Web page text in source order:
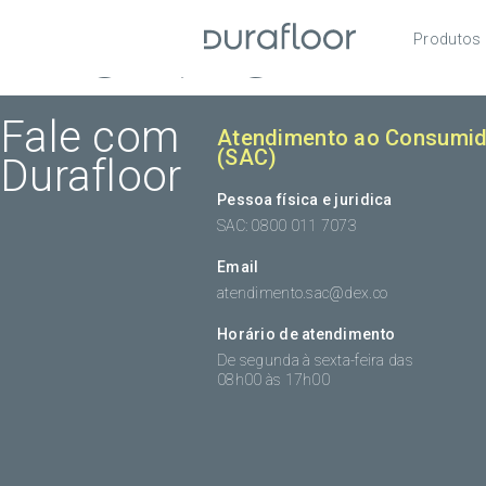
Produtos
Archive
Fale com
Durafloor
Atendimento ao
(SAC)
Pessoa física e juridica
SAC: 0800 011 7073
Email
atendimento.sac@dex.co
Horário de atendimento
De segunda à sexta-feira das
08h00 às 17h00